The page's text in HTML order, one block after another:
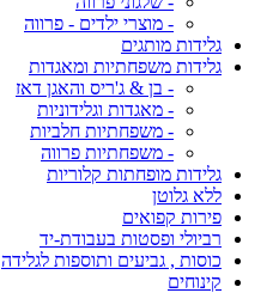
- מוצרי ילדים - פרווה
גלידות מותגים
גלידות משפחתיות ומאגדות
- בן & ג'ריס והאגן דאז
- מאגדות וגלידוניות
- משפחתיות חלביות
- משפחתיות פרווה
גלידות מופחתות קלוריות
ללא גלוטן
פירות קפואים
רביולי ופסטות בעבודת-יד
כוסות , גביעים ותוספות לגלידה
קינוחים